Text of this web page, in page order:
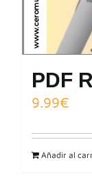
PDF
9.99€
Añadir al